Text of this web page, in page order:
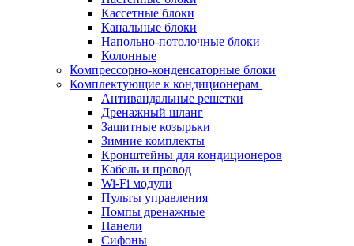
Кассетные блоки
Канальные блоки
Напольно-потолочные блоки
Колонные
Компрессорно-конденсаторные блоки
Комплектующие к кондиционерам
Антивандальные решетки
Дренажный шланг
Защитные козырьки
Зимние комплекты
Кронштейны для кондиционеров
Кабель и провод
Wi-Fi модули
Пульты управления
Помпы дренажные
Панели
Сифоны